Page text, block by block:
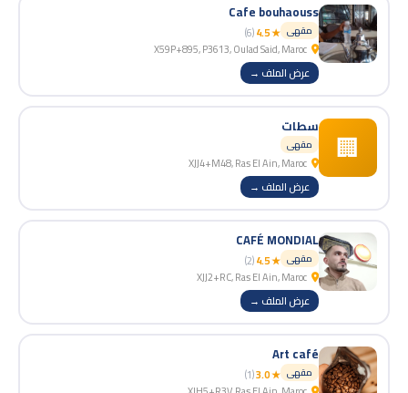
Cafe bouhaouss
مقهى ★ 4.5
(6)
عرض الملف →
🏢 سطات
مقهى
عرض الملف →
CAFÉ MONDIAL
مقهى ★ 4.5
(2)
عرض الملف →
Art café
مقهى ★ 3.0
(1)